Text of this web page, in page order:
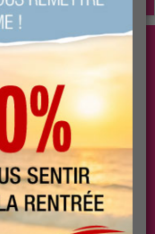
et être bien
PLUS
COACHING